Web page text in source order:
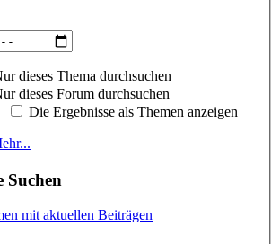
dieses Thema durchsuchen
dieses Forum durchsuchen
Die Ergebnisse als Themen anzeigen
Suchen
mit aktuellen Beiträgen